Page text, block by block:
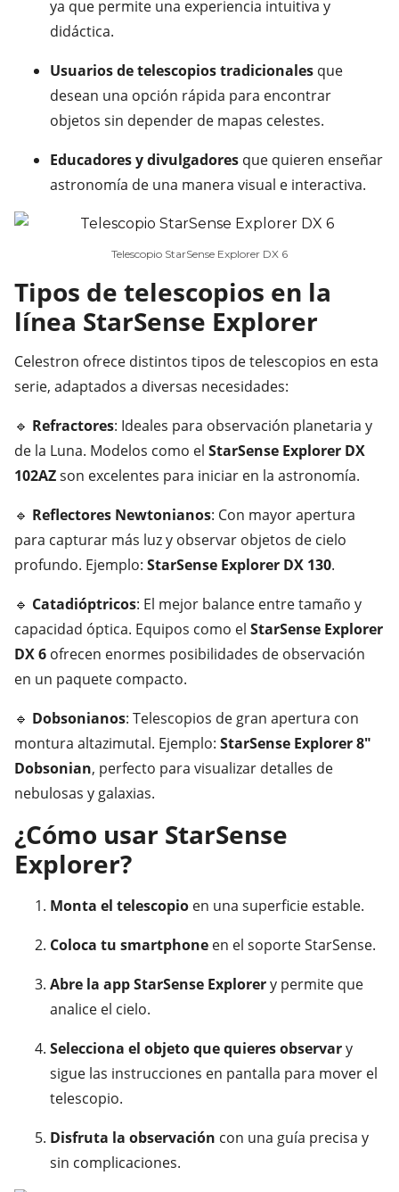
ya que permite una experiencia intuitiva y
didáctica.
Usuarios de telescopios tradicionales que
desean una opción rápida para encontrar
objetos sin depender de mapas celestes.
Educadores y divulgadores que quieren enseñar
astronomía de una manera visual e interactiva.
Telescopio StarSense Explorer DX 6
Tipos de telescopios en la
línea StarSense Explorer
Celestron ofrece distintos tipos de telescopios en esta
serie, adaptados a diversas necesidades:
🔹 Refractores: Ideales para observación planetaria y
de la Luna. Modelos como el StarSense Explorer DX
102AZson excelentes para iniciar en la astronomía.
🔹 Reflectores Newtonianos: Con mayor apertura
para capturar más luz y observar objetos de cielo
profundo. Ejemplo: StarSense Explorer DX 130.
🔹 Catadióptricos: El mejor balance entre tamaño y
capacidad óptica. Equipos como el StarSense Explorer
DX 6 ofrecen enormes posibilidades de observación
en un paquete compacto.
🔹 Dobsonianos: Telescopios de gran apertura con
montura altazimutal. Ejemplo: StarSense Explorer 8"
Dobsonian, perfecto para visualizar detalles de
nebulosas y galaxias.
¿Cómo usar StarSense
Explorer?
Monta el telescopio en una superficie estable.
Coloca tu smartphone en el soporte StarSense.
Abre la app StarSense Explorery permite que
analice el cielo.
Selecciona el objeto que quieres observary
sigue las instrucciones en pantalla para mover el
telescopio.
Disfruta la observación con una guía precisa y
sin complicaciones.